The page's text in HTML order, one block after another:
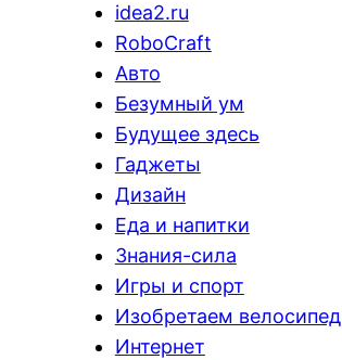
idea2.ru
RoboCraft
Авто
Безумный ум
Будущее здесь
Гаджеты
Дизайн
Еда и напитки
Знания-сила
Игры и спорт
Изобретаем велосипед
Интернет